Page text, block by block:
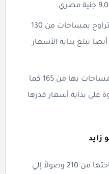
الشقق المكونة من غرفتين تتراوح بمساحات من 130
مربع و أيضا تبلغ بداية الأسعار
شقق تضم ثلاث غرف تبدأ المساحات بها من 165 كما
علاوة على بداية أسعار قدرها
زايد
فلل تاون هاوس تتراوح مساحتها من 210 وصولاً إلي